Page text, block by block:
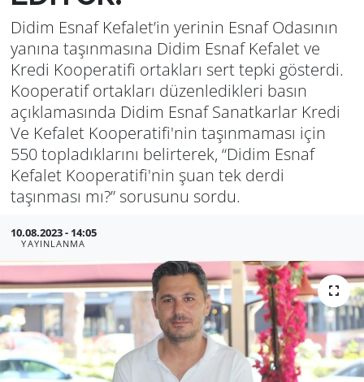
Didim Esnaf Kefalet’in yerinin Esnaf Odasının
yanına taşınmasına Didim Esnaf Kefalet ve
Kredi Kooperatifi ortakları sert tepki gösterdi.
Kooperatif ortakları düzenledikleri basın
açıklamasında Didim Esnaf Sanatkarlar Kredi
Ve Kefalet Kooperatifi'nin taşınmaması için
550 topladıklarını belirterek, “Didim Esnaf
Kefalet Kooperatifi'nin şuan tek derdi
taşınması mı?” sorusunu sordu.
10.08.2023 - 14:05
YAYINLANMA
EĞİTİM
EKONOMİ
GENEL
GÜNDEM
HABERDE İNSAN
KÜLTÜR SANAT
MAGAZİN
POLİTİKA
RESMİ İLANLAR
Tüm Manşetler
Son Dakika Haberleri
Haber Arşivi